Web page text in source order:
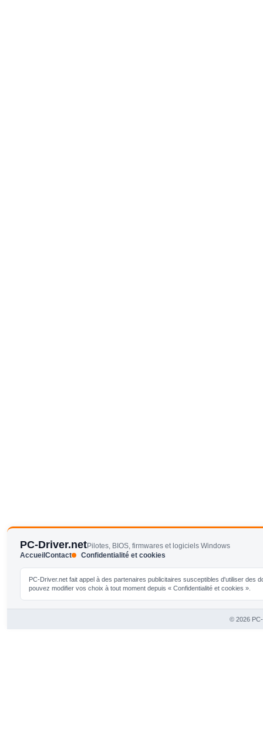
PC-Driver.netPilotes, BIOS, firmwares et logiciels Windows
AccueilContact Confidentialité et cookies
PC-Driver.net fait appel à des partenaires publicitaires susceptibles d'utiliser
pouvez modifier vos choix à tout moment depuis « Confidentialité et cookies ».
© 2026